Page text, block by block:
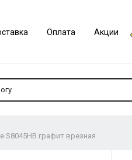
Оплата Акции
S8045HB графит врезная